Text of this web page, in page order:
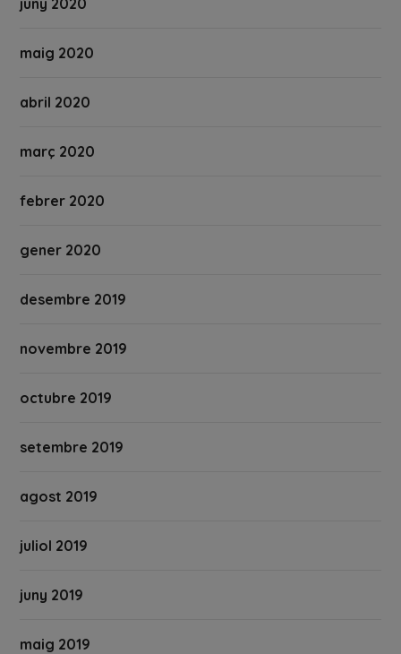
maig 2020
abril 2020
març 2020
febrer 2020
gener 2020
desembre 2019
novembre 2019
octubre 2019
setembre 2019
agost 2019
juliol 2019
juny 2019
maig 2019